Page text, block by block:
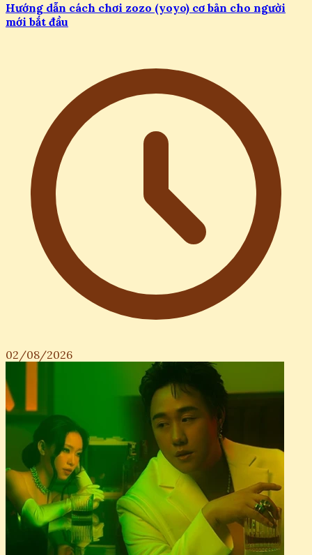
Hướng dẫn cách chơi zozo (yoyo) cơ bản cho người
mới bắt đầu
02/08/2026